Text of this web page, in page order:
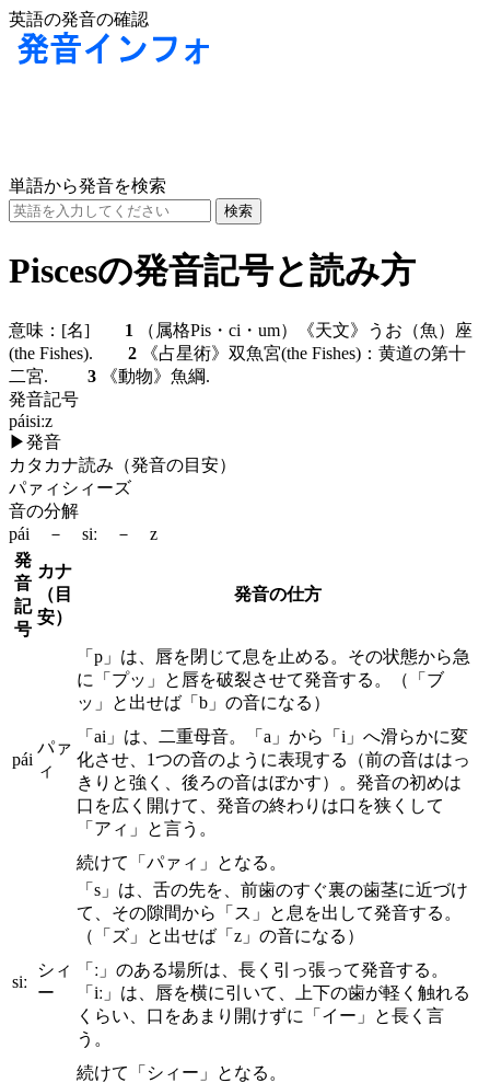
英語の発音の確認
単語から発音を検索
Piscesの発音記号と読み方
意味： [名] 1
（属格Pis・ci・um）《天文》うお（魚）座
(the Fishes). 2 《占星術》双魚宮(the Fishes)：黄道の第十
二宮. 3 《動物》魚綱.
発音記号
páisiːz
▶発音
カタカナ読み（発音の目安）
パァィシィーズ
音の分解
pái － siː － z
発
音
記
号
カナ
（目
安）
発音の仕方
pái
パァ
ィ
「p」は、唇を閉じて息を止める。その状態から急
に「プッ」と唇を破裂させて発音する。（「ブ
ッ」と出せば「b」の音になる）
「ai」は、二重母音。「a」から「i」へ滑らかに変
化させ、1つの音のように表現する（前の音ははっ
きりと強く、後ろの音はぼかす）。発音の初めは
口を広く開けて、発音の終わりは口を狭くして
「アィ」と言う。
続けて「パァィ」となる。
siː
シィ
ー
「s」は、舌の先を、前歯のすぐ裏の歯茎に近づけ
て、その隙間から「ス」と息を出して発音する。
（「ズ」と出せば「z」の音になる）
「ː」のある場所は、長く引っ張って発音する。
「iː」は、唇を横に引いて、上下の歯が軽く触れる
くらい、口をあまり開けずに「イー」と長く言
う。
続けて「シィー」となる。